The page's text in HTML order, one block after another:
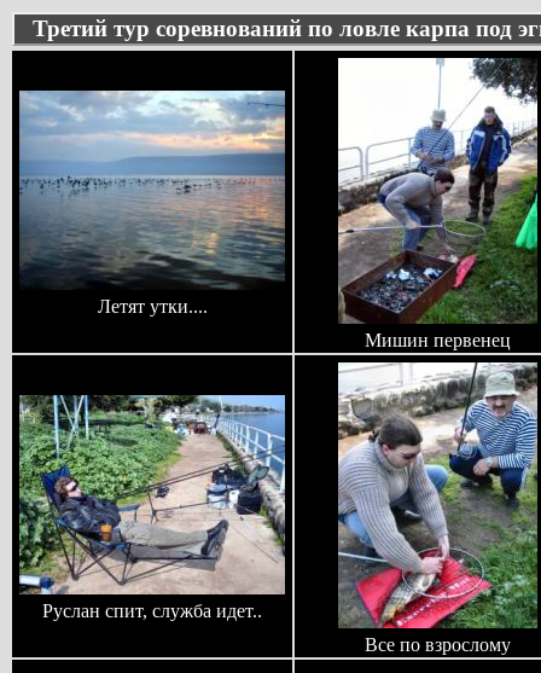
Третий тур соревнований по ловле карпа
Летят утки....
Мишин первенец
Руслан спит, служба идет..
Все по взрослому